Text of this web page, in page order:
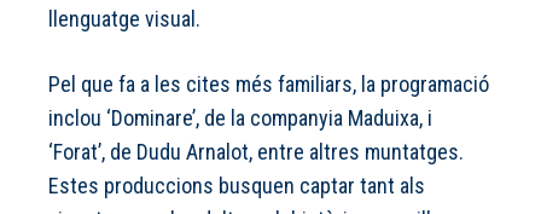
llenguatge visual.
Pel que fa a les cites més familiars, la programació
inclou ‘Dominare’, de la companyia Maduixa, i
‘Forat’, de Dudu Arnalot, entre altres muntatges.
Estes produccions busquen captar tant als